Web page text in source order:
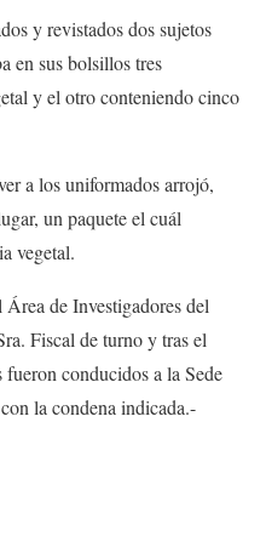
y revistados dos sujetos
en sus bolsillos tres
y el otro conteniendo cinco
a los uniformados arrojó,
un paquete el cuál
vegetal.
de Investigadores del
Fiscal de turno y tras el
conducidos a la Sede
la condena indicada.-